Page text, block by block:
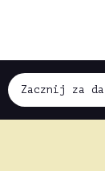
Zacznij za